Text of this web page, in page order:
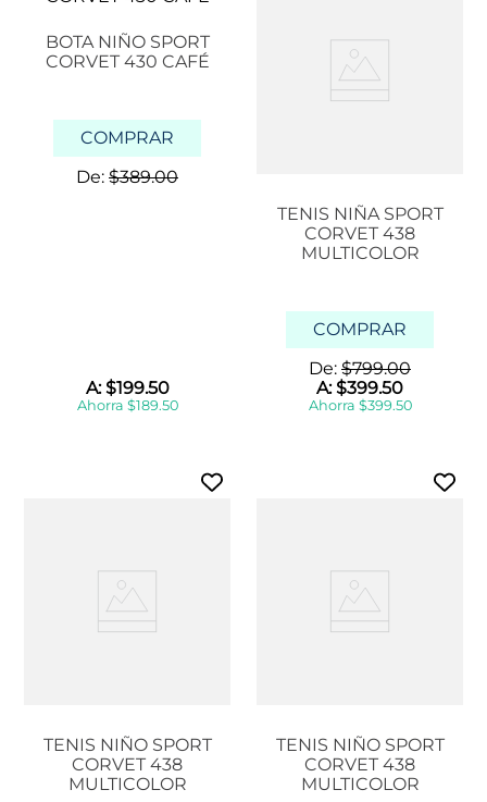
BOTA NIÑO SPORT
CORVET 430 CAFÉ
COMPRAR
De: $389.00
A:$199.50
Ahorra $189.50
TENIS NIÑA SPORT
CORVET 438
MULTICOLOR
COMPRAR
De: $799.00
A:$399.50
Ahorra $399.50
TENIS NIÑO SPORT
CORVET 438
MULTICOLOR
TENIS NIÑO SPORT
CORVET 438
MULTICOLOR